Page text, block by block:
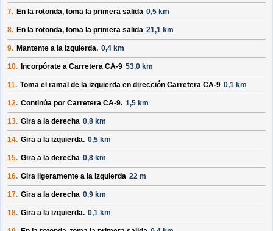
7. En la rotonda, toma la primera salida 0,5 km
8. En la rotonda, toma la primera salida 21,1 km
9. Mantente a la izquierda. 0,4 km
10. Incorpórate a Carretera CA-9 53,0 km
11. Toma el ramal de la izquierda en dirección Carretera CA-9 0,1 km
12. Continúa por Carretera CA-9. 1,5 km
13. Gira a la derecha 0,8 km
14. Gira a la izquierda. 0,5 km
15. Gira a la derecha 0,8 km
16. Gira ligeramente a la izquierda 22 m
17. Gira a la derecha 0,9 km
18. Gira a la izquierda. 0,1 km